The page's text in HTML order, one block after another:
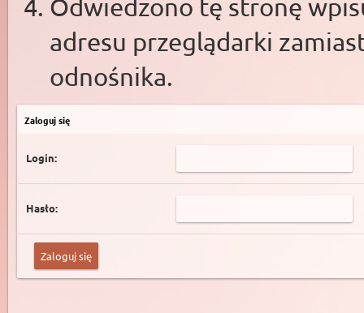
Odwiedzono tę stronę
adresu przeglądarki
odnośnika.
Zaloguj się
Login:
Hasło: